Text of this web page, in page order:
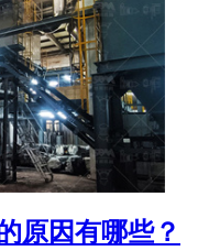
原因有哪些？